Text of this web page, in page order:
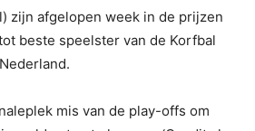
zijn afgelopen week in de prijzen
beste speelster van de Korfbal
mis van de play-offs om